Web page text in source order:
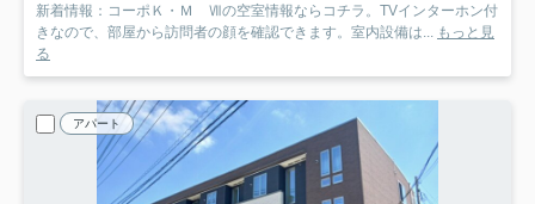
新着情報：コーポＫ・Ｍ Ⅶの空室情報ならコチラ。TVインターホン付
きなので、部屋から訪問者の顔を確認できます。室内設備は... もっと見
る
アパート